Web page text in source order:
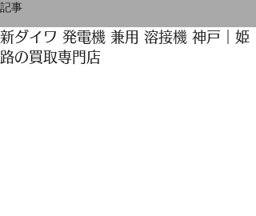
記事
新ダイワ 発電機 兼用 溶接機 神戸｜姫
路の買取専門店